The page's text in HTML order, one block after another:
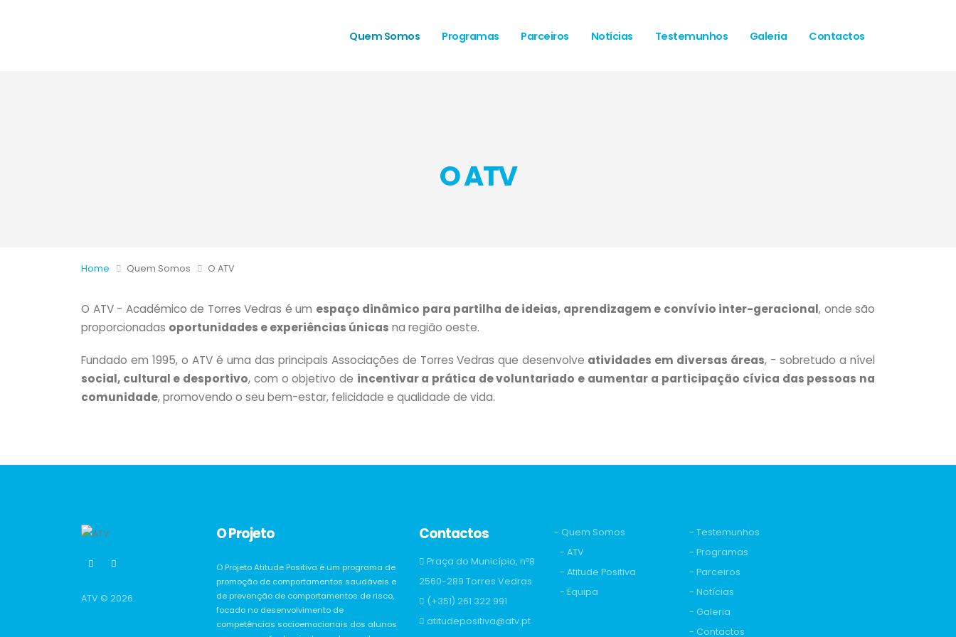
Quem Somos Programas Parceiros Notícias Testemunhos Galeria Contactos
O ATV
Home Quem Somos O ATV
O ATV - Académico de Torres Vedras é um espaço dinâmico para partilha de ideias, aprendizagem e convívio inter-geracional, onde são
proporcionadas oportunidades e experiências únicas na região oeste.
Fundado em 1995, o ATV é uma das principais Associações de Torres Vedras que desenvolve atividades em diversas áreas, - sobretudo a nível
social, cultural e desportivo, com o objetivo de incentivar a prática de voluntariado e aumentar a participação cívica das pessoas na
comunidade, promovendo o seu bem-estar, felicidade e qualidade de vida.
ATV © 2026.
O Projeto
O Projeto Atitude Positiva é um programa de
promoção de comportamentos saudáveis e
de prevenção de comportamentos de risco,
focado no desenvolvimento de
competências socioemocionais dos alunos
Contactos
Praça do Município, nº8
2560-289 Torres Vedras
(+351) 261 322 991
atitudepositiva@atv.pt
- Quem Somos
- ATV
- Atitude Positiva
- Equipa
- Testemunhos
- Programas
- Parceiros
- Notícias
- Galeria
- Contactos